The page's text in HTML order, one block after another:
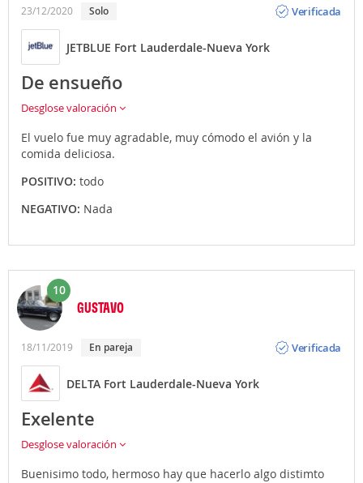
23/12/2020 Solo
Verificada
JETBLUE Fort Lauderdale-Nueva York
De ensueño
Desglose valoración
El vuelo fue muy agradable, muy cómodo el avión y la
comida deliciosa.
POSITIVO: todo
NEGATIVO: Nada
10
GUSTAVO
18/11/2019 En pareja
Verificada
DELTA Fort Lauderdale-Nueva York
Exelente
Desglose valoración
Buenisimo todo, hermoso hay que hacerlo algo distimto